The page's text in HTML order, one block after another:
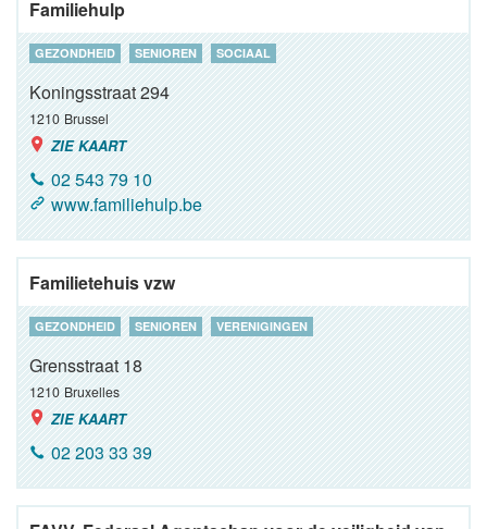
Familiehulp
GEZONDHEID SENIOREN SOCIAAL
Koningsstraat 294
1210 Brussel
ZIE KAART
02 543 79 10
www.familiehulp.be
Familietehuis vzw
GEZONDHEID SENIOREN VERENIGINGEN
Grensstraat 18
1210 Bruxelles
ZIE KAART
02 203 33 39